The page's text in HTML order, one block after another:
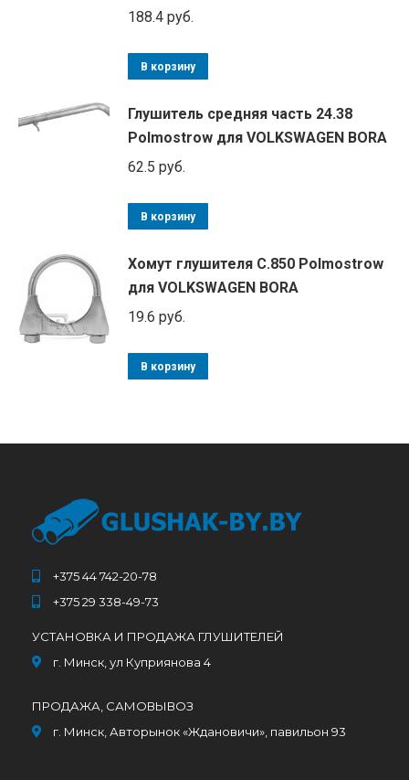
188.4 руб.
В корзину
Глушитель средняя часть 24.38
Polmostrow для VOLKSWAGEN BORA
62.5 руб.
В корзину
Хомут глушителя C.850 Polmostrow
для VOLKSWAGEN BORA
19.6 руб.
В корзину
+375 44 742-20-78
+375 29 338-49-73
УСТАНОВКА И ПРОДАЖА ГЛУШИТЕЛЕЙ
г. Минск, ул Куприянова 4
ПРОДАЖА, САМОВЫВОЗ
г. Минск, Авторынок «Ждановичи», павильон 93